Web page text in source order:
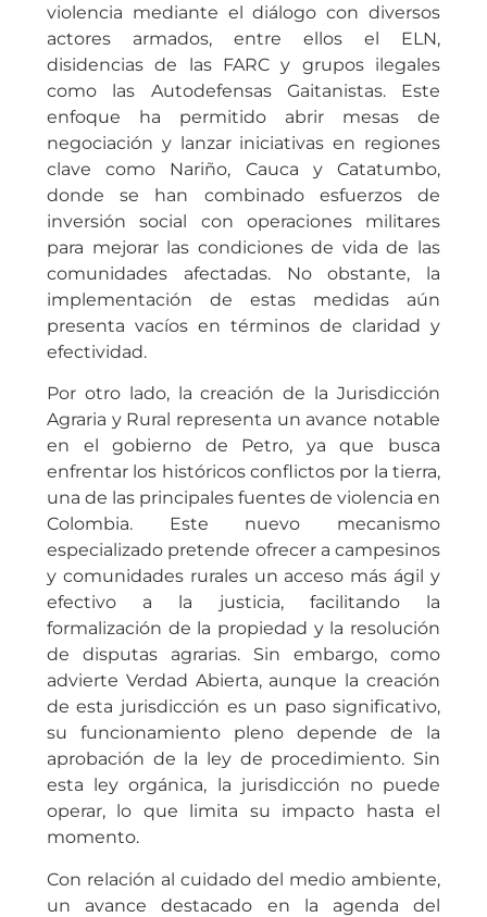
violencia mediante el diálogo con diversos
actores armados, entre ellos el ELN,
disidencias de las FARC y grupos ilegales
como las Autodefensas Gaitanistas. Este
enfoque ha permitido abrir mesas de
negociación y lanzar iniciativas en regiones
clave como Nariño, Cauca y Catatumbo,
donde se han combinado esfuerzos de
inversión social con operaciones militares
para mejorar las condiciones de vida de las
comunidades afectadas. No obstante, la
implementación de estas medidas aún
presenta vacíos en términos de claridad y
efectividad.
Por otro lado, la creación de la Jurisdicción
Agraria y Rural representa un avance notable
en el gobierno de Petro, ya que busca
enfrentar los históricos conflictos por la tierra,
una de las principales fuentes de violencia en
Colombia. Este nuevo mecanismo
especializado pretende ofrecer a campesinos
y comunidades rurales un acceso más ágil y
efectivo a la justicia, facilitando la
formalización de la propiedad y la resolución
de disputas agrarias. Sin embargo, como
advierte Verdad Abierta, aunque la creación
de esta jurisdicción es un paso significativo,
su funcionamiento pleno depende de la
aprobación de la ley de procedimiento. Sin
esta ley orgánica, la jurisdicción no puede
operar, lo que limita su impacto hasta el
momento.
Con relación al cuidado del medio ambiente,
un avance destacado en la agenda del